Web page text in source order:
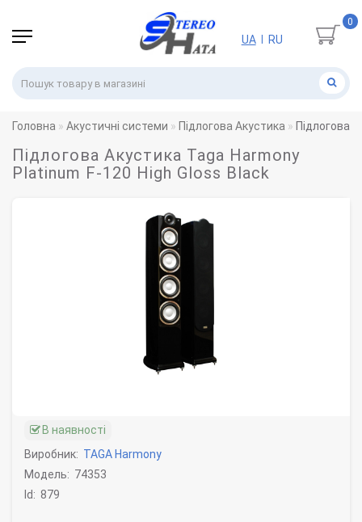
0
UA RU
Головна Акустичні системи Підлогова Акустика Підлогова
Підлогова Акустика Taga Harmony
Platinum F-120 High Gloss Black
В наявності
Виробник: TAGA Harmony
Модель: 74353
Id: 879